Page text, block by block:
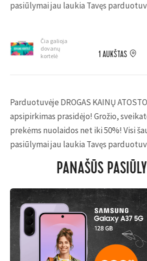
pasiūlymai jau laukia Tavęs
Čia galioja
dovanų
kortelė
1 AUKŠTAS
Parduotuvėje DROGAS KAINŲ
apsipirkimas prasidėjo! Grožio,
prekėms nuolaidos net iki 50%! Visi
pasiūlymai jau laukia Tavęs
PANAŠŪS